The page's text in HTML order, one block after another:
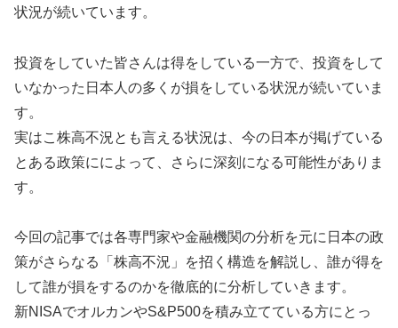
状況が続いています。
投資をしていた皆さんは得をしている一方で、投資をして
いなかった日本人の多くが損をしている状況が続いていま
す。
実はこ株高不況とも言える状況は、今の日本が掲げている
とある政策にによって、さらに深刻になる可能性がありま
す。
今回の記事では各専門家や金融機関の分析を元に日本の政
策がさらなる「株高不況」を招く構造を解説し、誰が得を
して誰が損をするのかを徹底的に分析していきます。
新NISAでオルカンやS&P500を積み立てている方にとっ